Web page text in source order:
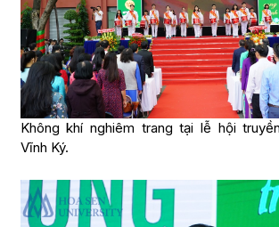
Không khí nghiêm trang tại lễ hội
Vĩnh Ký.